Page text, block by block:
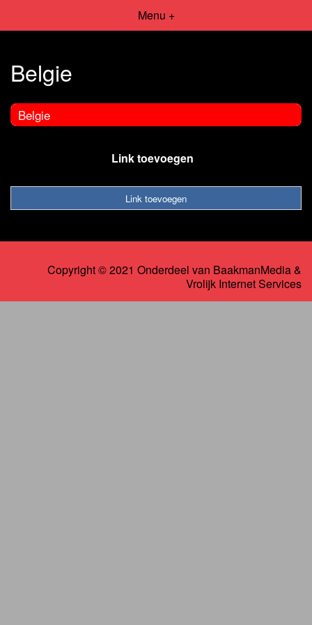
Menu +
Belgie
Belgie
Link toevoegen
Link toevoegen
Copyright © 2021 Onderdeel van BaakmanMedia&
Vrolijk Internet Services